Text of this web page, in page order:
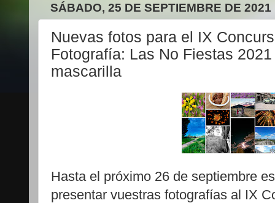
SÁBADO, 25 DE SEPTIEMBRE DE 2021
Nuevas fotos para el IX
Fotografía: Las No Fiestas
mascarilla
Hasta el próximo 26 de septiembre
presentar vuestras fotografías al IX